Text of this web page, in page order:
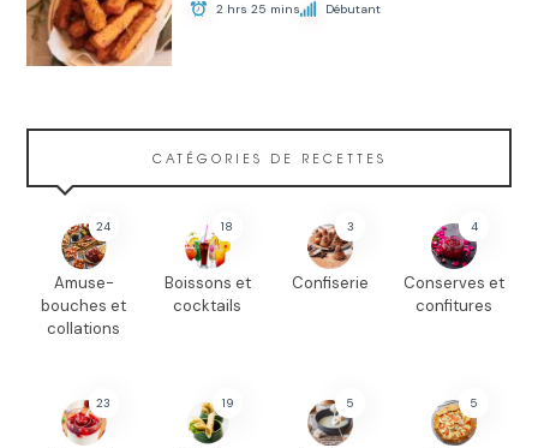
2 hrs 25 mins Débutant
CATÉGORIES DE RECETTES
24
Amuse-
bouches et
collations
18
Boissons et
cocktails
3
Confiserie
4
Conserves et
confitures
23 19 5 5